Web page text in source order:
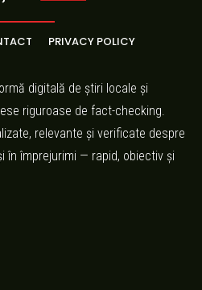
PRIVACY POLICY
digitală de știri locale și
riguroase de fact-checking.
relevante și verificate despre
în împrejurimi — rapid, obiectiv și